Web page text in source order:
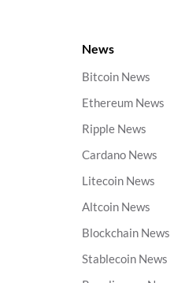
News
Bitcoin News
Ethereum News
Ripple News
Cardano News
Litecoin News
Altcoin News
Blockchain News
Stablecoin News